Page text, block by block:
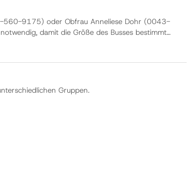
560-9175) oder Obfrau Anneliese Dohr (0043-
damit die Größe des Busses bestimmt
Gruppen.